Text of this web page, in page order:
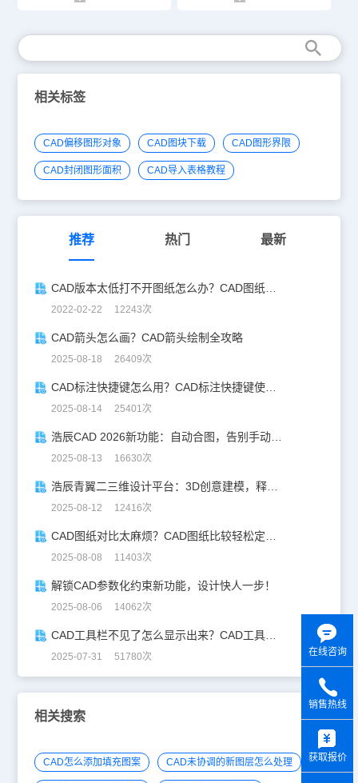
相关标签
CAD偏移图形对象 CAD图块下载 CAD图形界限
CAD封闭图形面积 CAD导入表格教程
推荐 热门 最新
CAD版本太低打不开图纸怎么办？CAD图纸版本转换教程
2022-02-22 12243次
CAD箭头怎么画？CAD箭头绘制全攻略
2025-08-18 26409次
CAD标注快捷键怎么用？CAD标注快捷键使用教程
2025-08-14 25401次
浩辰CAD 2026新功能：自动合图，告别手动拼图！
2025-08-13 16630次
浩辰青翼二三维设计平台：3D创意建模，释放创意生产力！
2025-08-12 12416次
2025-08-08 11403次
解锁CAD参数化约束新功能，设计快人一步！
2025-08-06 14062次
CAD工具栏不见了怎么显示出来？CAD工具栏恢复指南
2025-07-31 51780次
相关搜索
CAD怎么添加填充图案 CAD未协调的新图层怎么处理
在线咨询
销售热线
获取报价